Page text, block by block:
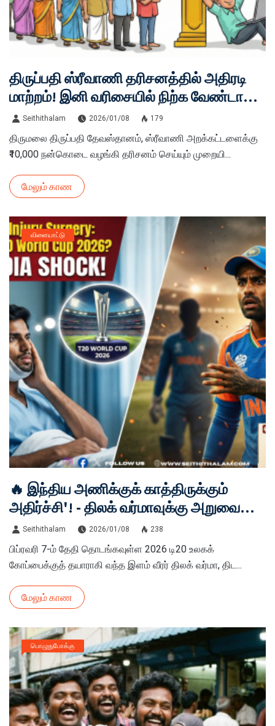
திருப்பதி ஸ்ரீவாணி தரிசனத்தில் அதிரடி
மாற்றம்! இனி வரிசையில் நிற்க வேண்டாம் -
ஆன்லைன் புக்கிங் இதோ!
Seithithalam 2026/01/08 179
திருமலை திருப்பதி தேவஸ்தானம், ஸ்ரீவாணி அறக்கட்டளைக்கு
₹10,000 நன்கொடை வழங்கி தரிசனம் செய்யும் முறையி...
மேலும் காண
விளையாட்டு
🔥 இந்திய அணிக்குக் காத்திருக்கும்
அதிர்ச்சி'! - திலக் வர்மாவுக்கு அறுவை
சிகிச்சை! - டி20 உலகக் கோப்பையில்
ஆடுவது சந்தேகம்?
Seithithalam 2026/01/08 238
பிப்ரவரி 7-ம் தேதி தொடங்கவுள்ள 2026 டி20 உலகக்
கோப்பைக்குத் தயாராகி வந்த இளம் வீரர் திலக் வர்மா, திட...
மேலும் காண
பொழுதுபோக்கு